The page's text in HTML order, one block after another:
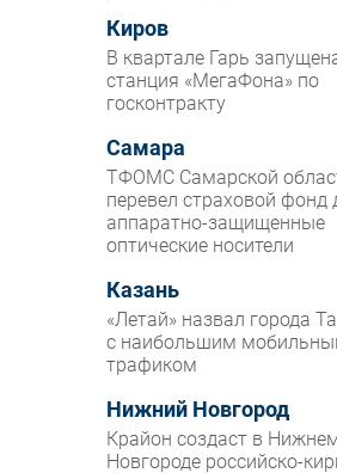
Мероприятия
Проекты
IT класс
Тестовый стенд
Каталог компаний
Киров
В квартале Гарь
станция «МегаФона» по
госконтракту
Самара
ТФОМС Самарской
перевел страховой фонд
аппаратно-защищенные
оптические носители
Казань
«Летай» назвал города
с наибольшим
трафиком
Нижний Новгород
Крайон создаст в
Новгороде российско-